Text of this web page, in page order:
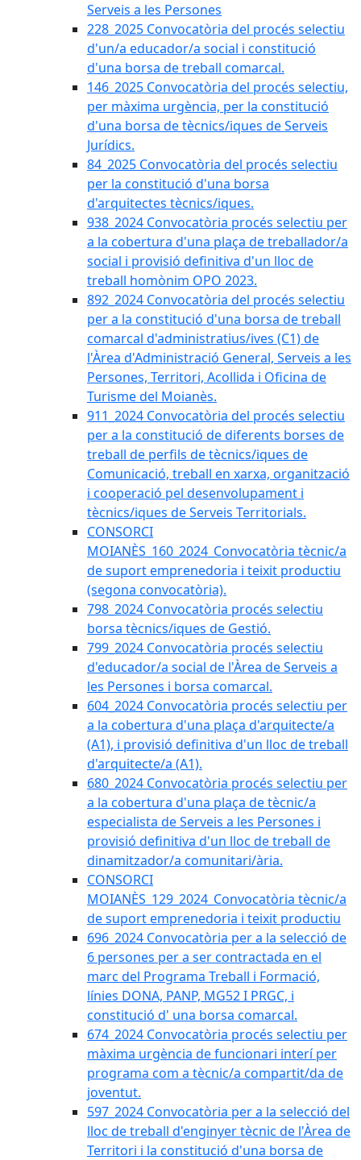
Serveis a les Persones
228_2025 Convocatòria del procés selectiu
d'un/a educador/a social i constitució
d'una borsa de treball comarcal.
146_2025 Convocatòria del procés selectiu,
per màxima urgència, per la constitució
d'una borsa de tècnics/iques de Serveis
Jurídics.
84_2025 Convocatòria del procés selectiu
per la constitució d'una borsa
d'arquitectes tècnics/iques.
938_2024 Convocatòria procés selectiu per
a la cobertura d'una plaça de treballador/a
social i provisió definitiva d'un lloc de
treball homònim OPO 2023.
892_2024 Convocatòria del procés selectiu
per a la constitució d'una borsa de treball
comarcal d'administratius/ives (C1) de
l'Àrea d'Administració General, Serveis a les
Persones, Territori, Acollida i Oficina de
Turisme del Moianès.
911_2024 Convocatòria del procés selectiu
per a la constitució de diferents borses de
treball de perfils de tècnics/iques de
Comunicació, treball en xarxa, organització
i cooperació pel desenvolupament i
tècnics/iques de Serveis Territorials.
CONSORCI
MOIANÈS_160_2024_Convocatòria tècnic/a
de suport emprenedoria i teixit productiu
(segona convocatòria).
798_2024 Convocatòria procés selectiu
borsa tècnics/iques de Gestió.
799_2024 Convocatòria procés selectiu
d'educador/a social de l'Àrea de Serveis a
les Persones i borsa comarcal.
604_2024 Convocatòria procés selectiu per
a la cobertura d'una plaça d'arquitecte/a
(A1), i provisió definitiva d'un lloc de treball
d'arquitecte/a (A1).
680_2024 Convocatòria procés selectiu per
a la cobertura d'una plaça de tècnic/a
especialista de Serveis a les Persones i
provisió definitiva d'un lloc de treball de
dinamitzador/a comunitari/ària.
CONSORCI
MOIANÈS_129_2024_Convocatòria tècnic/a
de suport emprenedoria i teixit productiu
696_2024 Convocatòria per a la selecció de
6 persones per a ser contractada en el
marc del Programa Treball i Formació,
línies DONA, PANP, MG52 I PRGC, i
constitució d' una borsa comarcal.
674_2024 Convocatòria procés selectiu per
màxima urgència de funcionari interí per
programa com a tècnic/a compartit/da de
joventut.
597_2024 Convocatòria per a la selecció del
lloc de treball d'enginyer tècnic de l'Àrea de
Territori i la constitució d'una borsa de